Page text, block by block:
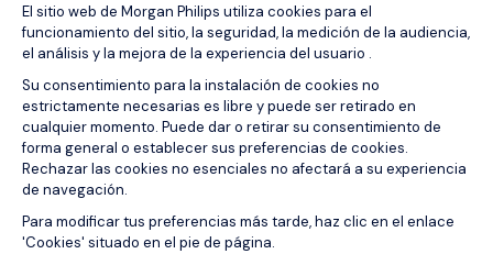
El sitio web de Morgan Philips utiliza cookies para el
funcionamiento del sitio, la seguridad, la medición de la audiencia,
el análisis y la mejora de la experiencia del usuario .
Su consentimiento para la instalación de cookies no
estrictamente necesarias es libre y puede ser retirado en
cualquier momento. Puede dar o retirar su consentimiento de
forma general o establecer sus preferencias de cookies.
Rechazar las cookies no esenciales no afectará a su experiencia
de navegación.
Para modificar tus preferencias más tarde, haz clic en el enlace
'Cookies' situado en el pie de página.
關於我們
我們是誰？
我們的團隊